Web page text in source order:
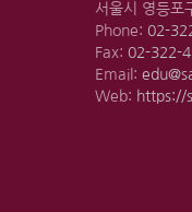
서울시 영등포
Phone: 02-
Fax: 02-322-
Email:
Web: https://